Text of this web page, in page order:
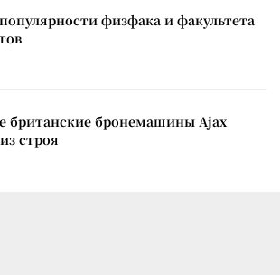
физфака и факультета
британские бронемашины Ajax
строя